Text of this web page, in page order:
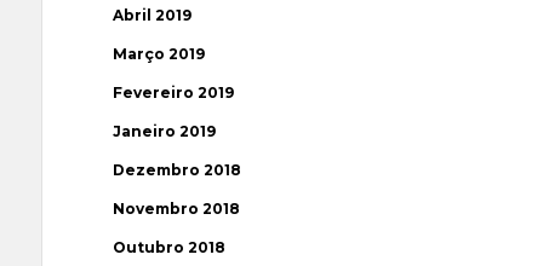
Abril 2019
Março 2019
Fevereiro 2019
Janeiro 2019
Dezembro 2018
Novembro 2018
Outubro 2018